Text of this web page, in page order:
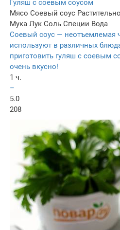
Гуляш с соевым соусом
Мясо Соевый соус
Мука Лук Соль Специи Вода
Соевый соус — неотъемлемая
используют в различных
приготовить гуляш с соевым
очень вкусно!
1 ч.
–
5.0
208